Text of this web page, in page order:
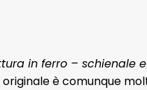
in ferro – schienale
è comunque